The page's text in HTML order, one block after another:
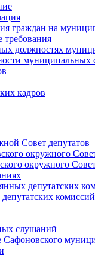
граждан на
должностях
муниципальных
кадров
Совет депутатов
окружного
окружного
депутатских
комиссий
слушаний